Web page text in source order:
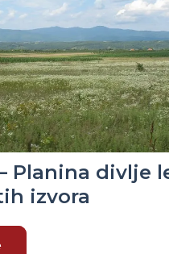
Planina divlje
izvora